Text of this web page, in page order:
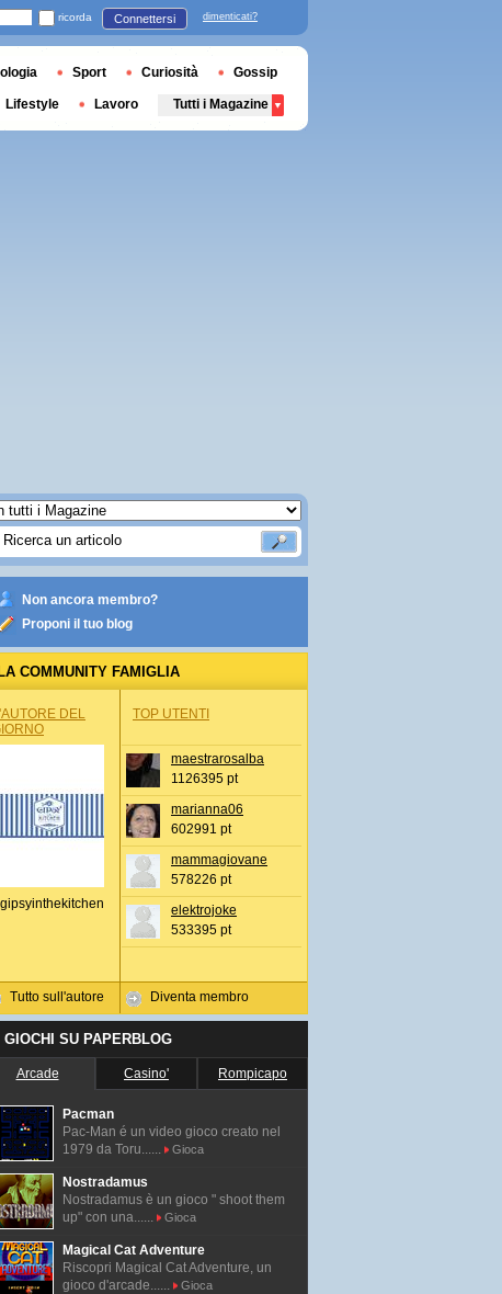
Non ancora membro?
Proponi il tuo blog
LA COMMUNITY FAMIGLIA
DEL
Tutto sull'autore
TOP UTENTI
maestrarosalba
1126395 pt
marianna06
602991 pt
mammagiovane
578226 pt
elektrojoke
533395 pt
Diventa membro
I GIOCHI SU PAPERBLOG
Arcade Casino' Rompicapo
Pacman
Pac-Man é un video gioco creato nel
1979 da Toru......
Gioca
Nostradamus
Nostradamus è un gioco " shoot them
up" con una......
Gioca
Magical Cat Adventure
Riscopri Magical Cat Adventure, un
gioco d'arcade......
Gioca
ricorda Connettersi dimenticati?
Sport Curiosità Gossip
Lifestyle Lavoro Tutti i Magazine